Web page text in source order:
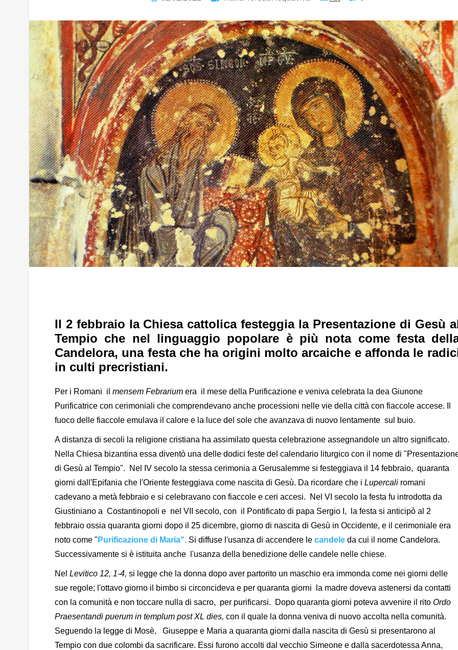
Il 2 febbraio la Chiesa cattolica festeggia la Presentazione di Gesù
Tempio che nel linguaggio popolare è più nota come festa
Candelora, una festa che ha origini molto arcaiche e affonda le
in culti precristiani.
Per i Romani il mensem Febrarium era il mese della Purificazione e veniva celebrata la dea Giunone
Purificatrice con cerimoniali che comprendevano anche processioni nelle vie della città con fiaccole accese. Il
fuoco delle fiaccole emulava il calore e la luce del sole che avanzava di nuovo lentamente sul buio.
A distanza di secoli la religione cristiana ha assimilato questa celebrazione assegnandole un altro significato.
Nella Chiesa bizantina essa diventò una delle dodici feste del calendario liturgico con il nome di
di Gesù al Tempio". Nel IV secolo la stessa cerimonia a Gerusalemme si festeggiava il 14 febbraio, quaranta
giorni dall'Epifania che l'Oriente festeggiava come nascita di Gesù. Da ricordare che i Lupercali romani
cadevano a metà febbraio e si celebravano con fiaccole e ceri accesi. Nel VI secolo la festa fu introdotta da
Giustiniano a Costantinopoli e nel VII secolo, con il Pontificato di papa Sergio I, la festa si anticipò al 2
febbraio ossia quaranta giorni dopo il 25 dicembre, giorno di nascita di Gesù in Occidente, e il cerimoniale era
noto come " Purificazione di Maria". Si diffuse l'usanza di accendere le candele da cui il nome Candelora.
Successivamente si è istituita anche l'usanza della benedizione delle candele nelle chiese.
Nel Levitico 12, 1-4, si legge che la donna dopo aver partorito un maschio era immonda come nei giorni delle
sue regole; l'ottavo giorno il bimbo si circoncideva e per quaranta giorni la madre doveva astenersi da contatti
con la comunità e non toccare nulla di sacro, per purificarsi. Dopo quaranta giorni poteva avvenire il rito Ordo
Praesentandi puerum in templum post XL dies, con il quale la donna veniva di nuovo accolta nella comunità.
Seguendo la legge di Mosè, Giuseppe e Maria a quaranta giorni dalla nascita di Gesù si presentarono al
Tempio con due colombi da sacrificare. Essi furono accolti dal vecchio Simeone e dalla sacerdotessa Anna,